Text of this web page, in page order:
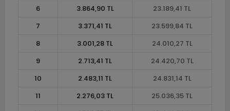
6
3.864,90 TL
23.189,41 TL
7
3.371,41 TL
23.599,84 TL
8
3.001,28 TL
24.010,27 TL
9
2.713,41 TL
24.420,70 TL
10
2.483,11 TL
24.831,14 TL
11
2.276,03 TL
25.036,35 TL